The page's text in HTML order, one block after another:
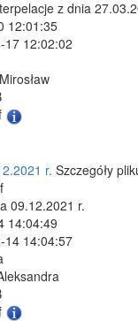
z dnia
12:01:35
17 12:02:02
r. Szczegóły
09.12.2021 r.
14:04:49
14 14:04:57